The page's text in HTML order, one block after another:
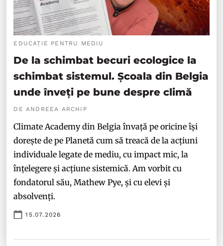
EDUCAȚIE PENTRU MEDIU
De la schimbat becuri ecologice la
schimbat sistemul. Școala din Belgia
unde înveți pe bune despre climă
DE ANDREEA ARCHIP
Climate Academy din Belgia învață pe oricine își
dorește de pe Planetă cum să treacă de la acțiuni
individuale legate de mediu, cu impact mic, la
înțelegere și acțiune sistemică. Am vorbit cu
fondatorul său, Mathew Pye, și cu elevi și
absolvenți.
15.07.2026